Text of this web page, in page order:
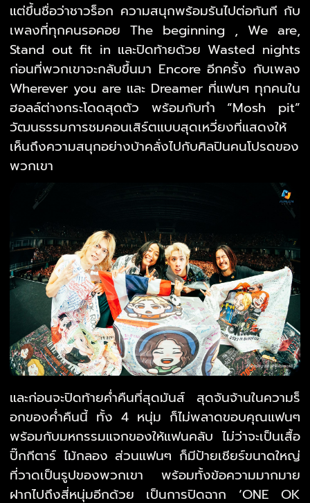
แต่ขึ้นชื่อว่าชาวร็อก ความสนุกพร้อมรันไปต่อทันที กับ
เพลงที่ทุกคนรอคอย The beginning , We are,
Stand out fit in และปิดท้ายด้วย Wasted nights
ก่อนที่พวกเขาจะกลับขึ้นมา Encore อีกครั้ง กับเพลง
Wherever you are และ Dreamer ที่แฟนๆ ทุกคนใน
ฮอลล์ต่างกระโดดสุดตัว พร้อมกับทำ “Mosh pit”
วัฒนธรรมการชมคอนเสิร์ตแบบสุดเหวี่ยงที่แสดงให้
เห็นถึงความสนุกอย่างบ้าคลั่งไปกับศิลปินคนโปรดของ
พวกเขา
และก่อนจะปิดท้ายค่ำคืนที่สุดมันส์ สุดจันจ้านในความร็
อกของค่ำคืนนี้ ทั้ง 4 หนุ่ม ก็ไม่พลาดขอบคุณแฟนๆ
พร้อมกับมหกรรมแจกของให้แฟนคลับ ไม่ว่าจะเป็นเสื้อ
ปิ๊กกีตาร์ ไม้กลอง ส่วนแฟนๆ ก็มีป้ายเชียร์ขนาดใหญ่
ที่วาดเป็นรูปของพวกเขา พร้อมทั้งข้อความมากมาย
ฝากไปถึงสี่หนุ่มอีกด้วย เป็นการปิดฉาก ‘ONE OK